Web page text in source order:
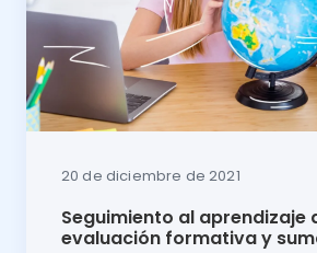
20 de diciembre de 2021
Seguimiento al aprendizaje
evaluación formativa y